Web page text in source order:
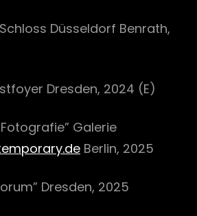
Düsseldorf Benrath,
Dresden, 2024 (E)
Galerie
Berlin, 2025
Dresden, 2025